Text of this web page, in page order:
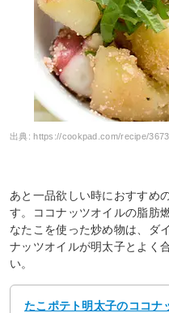
出典:https://cookpad.com/recipe/
あと一品欲しい時におすすめ
す。ココナッツオイルの脂肪
なたこを使った炒め物は、ダ
ナッツオイルが明太子とよく
い。
たこポテト明太子のココ